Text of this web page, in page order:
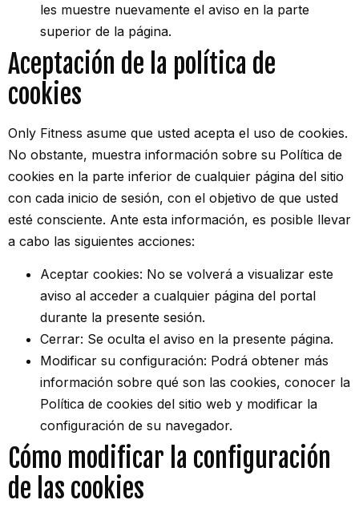
les muestre nuevamente el aviso en la parte
superior de la página.
Aceptación de la política de
cookies
Only Fitness asume que usted acepta el uso de cookies.
No obstante, muestra información sobre su Política de
cookies en la parte inferior de cualquier página del sitio
con cada inicio de sesión, con el objetivo de que usted
esté consciente. Ante esta información, es posible llevar
a cabo las siguientes acciones:
Aceptar cookies: No se volverá a visualizar este
aviso al acceder a cualquier página del portal
durante la presente sesión.
Cerrar: Se oculta el aviso en la presente página.
Modificar su configuración: Podrá obtener más
información sobre qué son las cookies, conocer la
Política de cookies del sitio web y modificar la
configuración de su navegador.
Cómo modificar la configuración
de las cookies